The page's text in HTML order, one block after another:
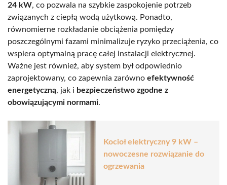
24 kW, co pozwala na szybkie zaspokojenie potrzeb
związanych z ciepłą wodą użytkową. Ponadto,
równomierne rozkładanie obciążenia pomiędzy
poszczególnymi fazami minimalizuje ryzyko przeciążenia, co
wspiera optymalną pracę całej instalacji elektrycznej.
Ważne jest również, aby system był odpowiednio
zaprojektowany, co zapewnia zarówno efektywność
energetyczną, jak i bezpieczeństwo zgodne z
obowiązującymi normami.
Kocioł elektryczny 9 kW –
nowoczesne rozwiązanie do
ogrzewania